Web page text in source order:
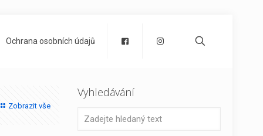
Ochrana osobních údajů
Zobrazit vše
Vyhledávání